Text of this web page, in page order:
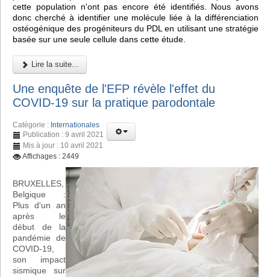
cette population n'ont pas encore été identifiés. Nous avons
donc cherché à identifier une molécule liée à la différenciation
ostéogénique des progéniteurs du PDL en utilisant une stratégie
basée sur une seule cellule dans cette étude.
Lire la suite...
Une enquête de l'EFP révèle l'effet du
COVID-19 sur la pratique parodontale
Catégorie : Internationales
Publication : 9 avril 2021
Mis à jour : 10 avril 2021
Affichages : 2449
BRUXELLES,
Belgique :
Plus d'un an
après le
début de la
pandémie de
COVID-19,
son impact
sismique sur